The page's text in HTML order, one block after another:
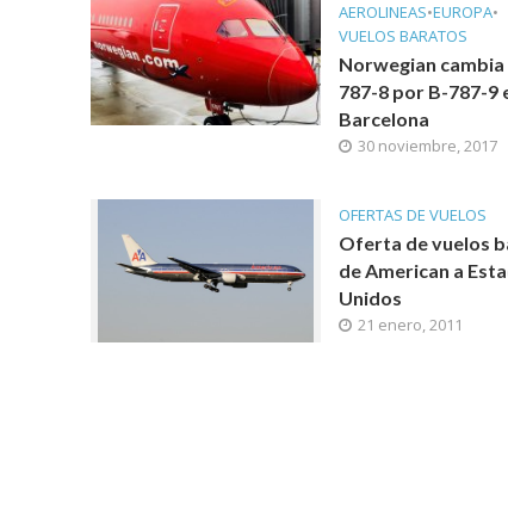
AEROLINEAS•EUROPA•
VUELOS BARATOS
Norwegian cambia
787-8 por B-787-9
Barcelona
30 noviembre, 2017
OFERTAS DE VUELOS
Oferta de vuelos
de American a
Unidos
21 enero, 2011